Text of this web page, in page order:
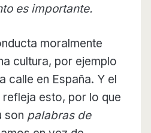
es importante.
moralmente
cultura, por ejemplo
calle en España. Y el
refleja esto, por lo que
son palabras de